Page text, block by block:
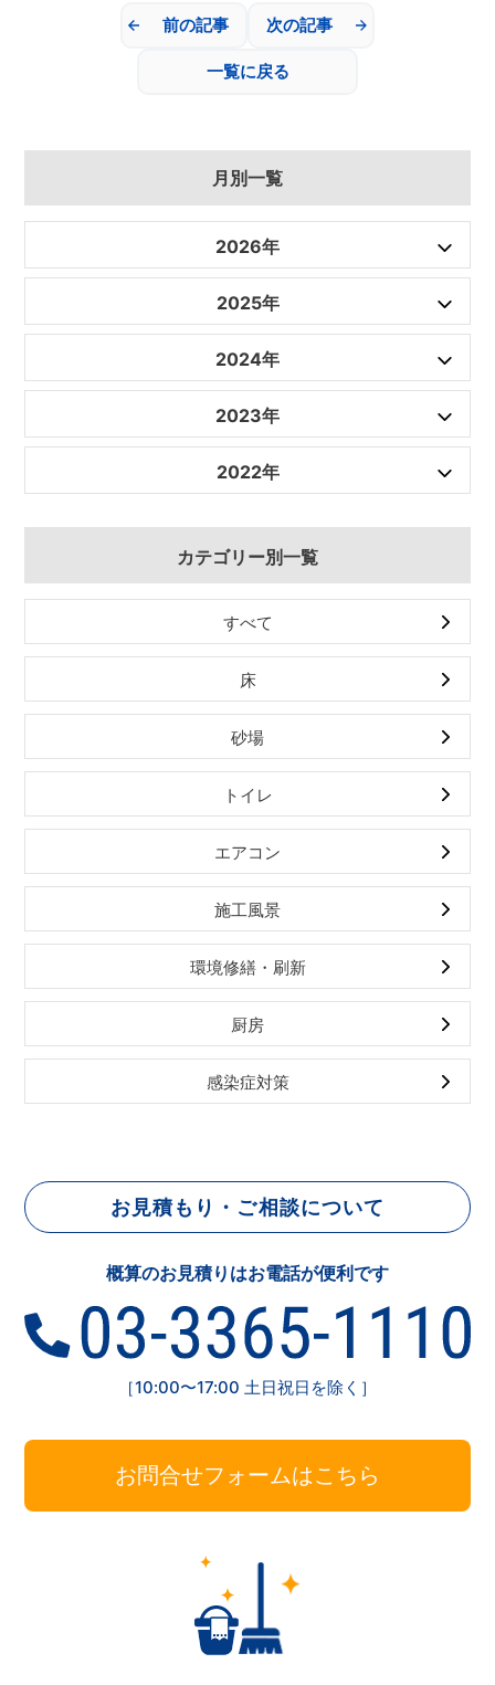
前の記事
一覧に戻る
次の記事
月別一覧
2026年
2025年
2024年
2023年
2022年
カテゴリー別一覧
すべて
床
砂場
トイレ
エアコン
施工風景
環境修繕・刷新
厨房
感染症対策
お見積もり・ご相談について
概算のお見積りはお電話が便利です
［10:00〜17:00 土日祝日を除く］
お問合せフォームはこちら